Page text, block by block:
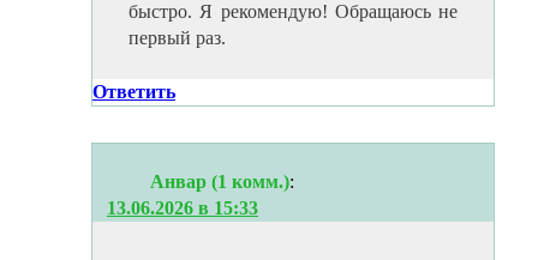
быстро. Я рекомендую! Обращаюсь не
первый раз.
Ответить
Анвар (1 комм.):
13.06.2026 в 15:33